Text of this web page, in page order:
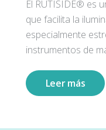
El RUTISIDE® es
que facilita la
especialmente
instrumentos de
Leer más